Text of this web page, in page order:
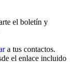
el boletín y
a tus contactos.
el enlace incluido